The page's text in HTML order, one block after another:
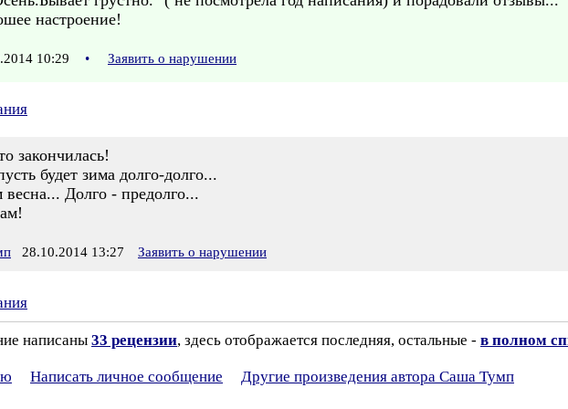
настроение!
10:29 • Заявить о нарушении
закончилась!
будет зима долго-долго...
Долго - предолго...
28.10.2014 13:27 Заявить о нарушении
написаны 33 рецензии, здесь отображается последняя, остальные - в полном
Написать личное сообщение Другие произведения автора Саша Тумп